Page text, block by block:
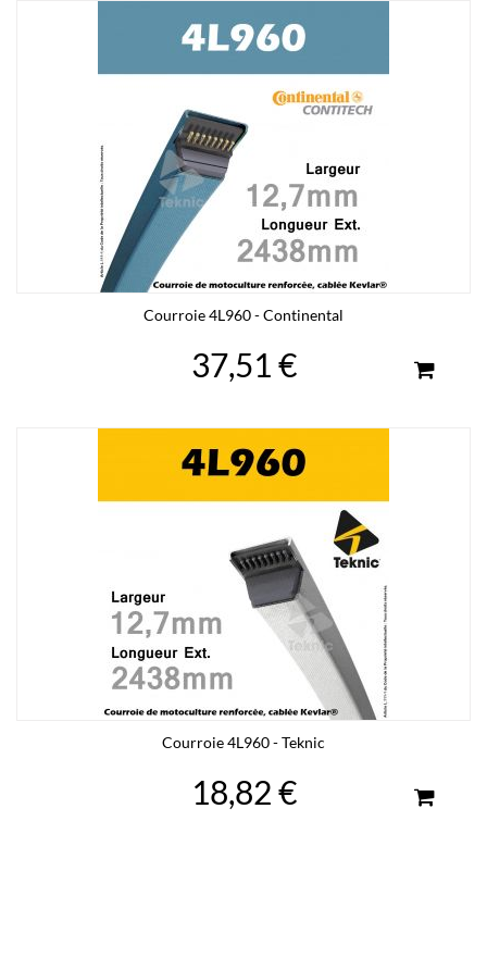
Courroie 4L960 - Continental
37,51 €
Courroie 4L960 - Teknic
18,82 €